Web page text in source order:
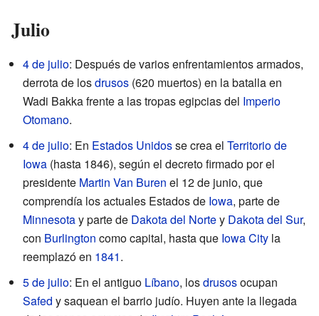
Julio
4 de julio: Después de varios enfrentamientos armados,
derrota de losdrusos (620 muertos) en la batalla en
Wadi Bakka frente a las tropas egipcias del Imperio
Otomano.
4 de julio: En Estados Unidosse crea el Territorio de
Iowa (hasta 1846), según el decreto firmado por el
presidente Martin Van Buren el 12 de junio, que
comprendía los actuales Estados de Iowa, parte de
Minnesotay parte de Dakota del Nortey Dakota del Sur,
con Burlington como capital, hasta que Iowa City la
reemplazó en 1841.
5 de julio: En el antiguo Líbano, losdrusosocupan
Safed y saquean el barrio judío. Huyen ante la llegada